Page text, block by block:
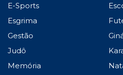
E-Sports
Esgrima
Gestão
Judô
Memória